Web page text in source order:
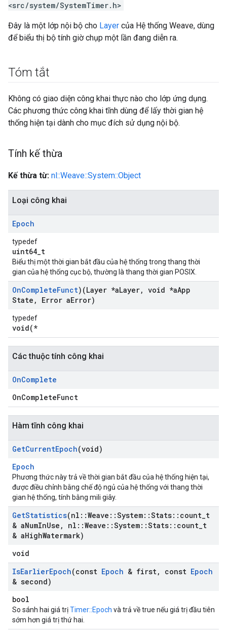
<src/system/SystemTimer.h>
Đây là một lớp nội bộ cho Layer của Hệ thống Weave, dùng
để biểu thị bộ tính giờ chụp một lần đang diễn ra.
Tóm tắt
Không có giao diện công khai thực nào cho lớp ứng dụng.
Các phương thức công khai tĩnh dùng để lấy thời gian hệ
thống hiện tại dành cho mục đích sử dụng nội bộ.
Tính kế thừa
Kế thừa từ: nl::Weave::System::Object
Loại công khai
Epoch
typedef
uint64_t
Biểu thị một thời gian bắt đầu của hệ thống trong thang thời
gian của hệ thống cục bộ, thường là thang thời gian POSIX.
OnCompleteFunct)(Layer *aLayer, void *aApp
State , Error aError)
typedef
void(*
Các thuộc tính công khai
OnComplete
OnCompleteFunct
Hàm tĩnh công khai
GetCurrentEpoch(void)
Epoch
Phương thức này trả về thời gian bắt đầu của hệ thống hiện tại,
được điều chỉnh bằng chế độ ngủ của hệ thống với thang thời
gian hệ thống, tính bằng mili giây.
GetStatistics(nl ::Weave ::System::Stats:: count t
& aNumInUse , nl ::Weave ::System::Stats:: count t
& aHighWatermark)
void
IsEarlierEpoch(const Epoch & first, const Epoch
& second)
bool
So sánh hai giá trịTimer::Epoch và trả về true nếu giá trị đầu tiên
sớm hơn giá trị thứ hai.